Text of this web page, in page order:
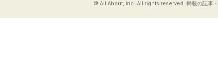
© All About, Inc. All rights reserved. 掲載の記事・